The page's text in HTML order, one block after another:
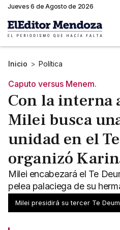
Jueves 6 de Agosto de 2026
Inicio > Política
Caputo versus Menem.
Con la interna
Milei busca
unidad en el
organizó
Milei encabezará el Te
pelea palaciega de su
Caputo.
Milei presidirá su tercer Te